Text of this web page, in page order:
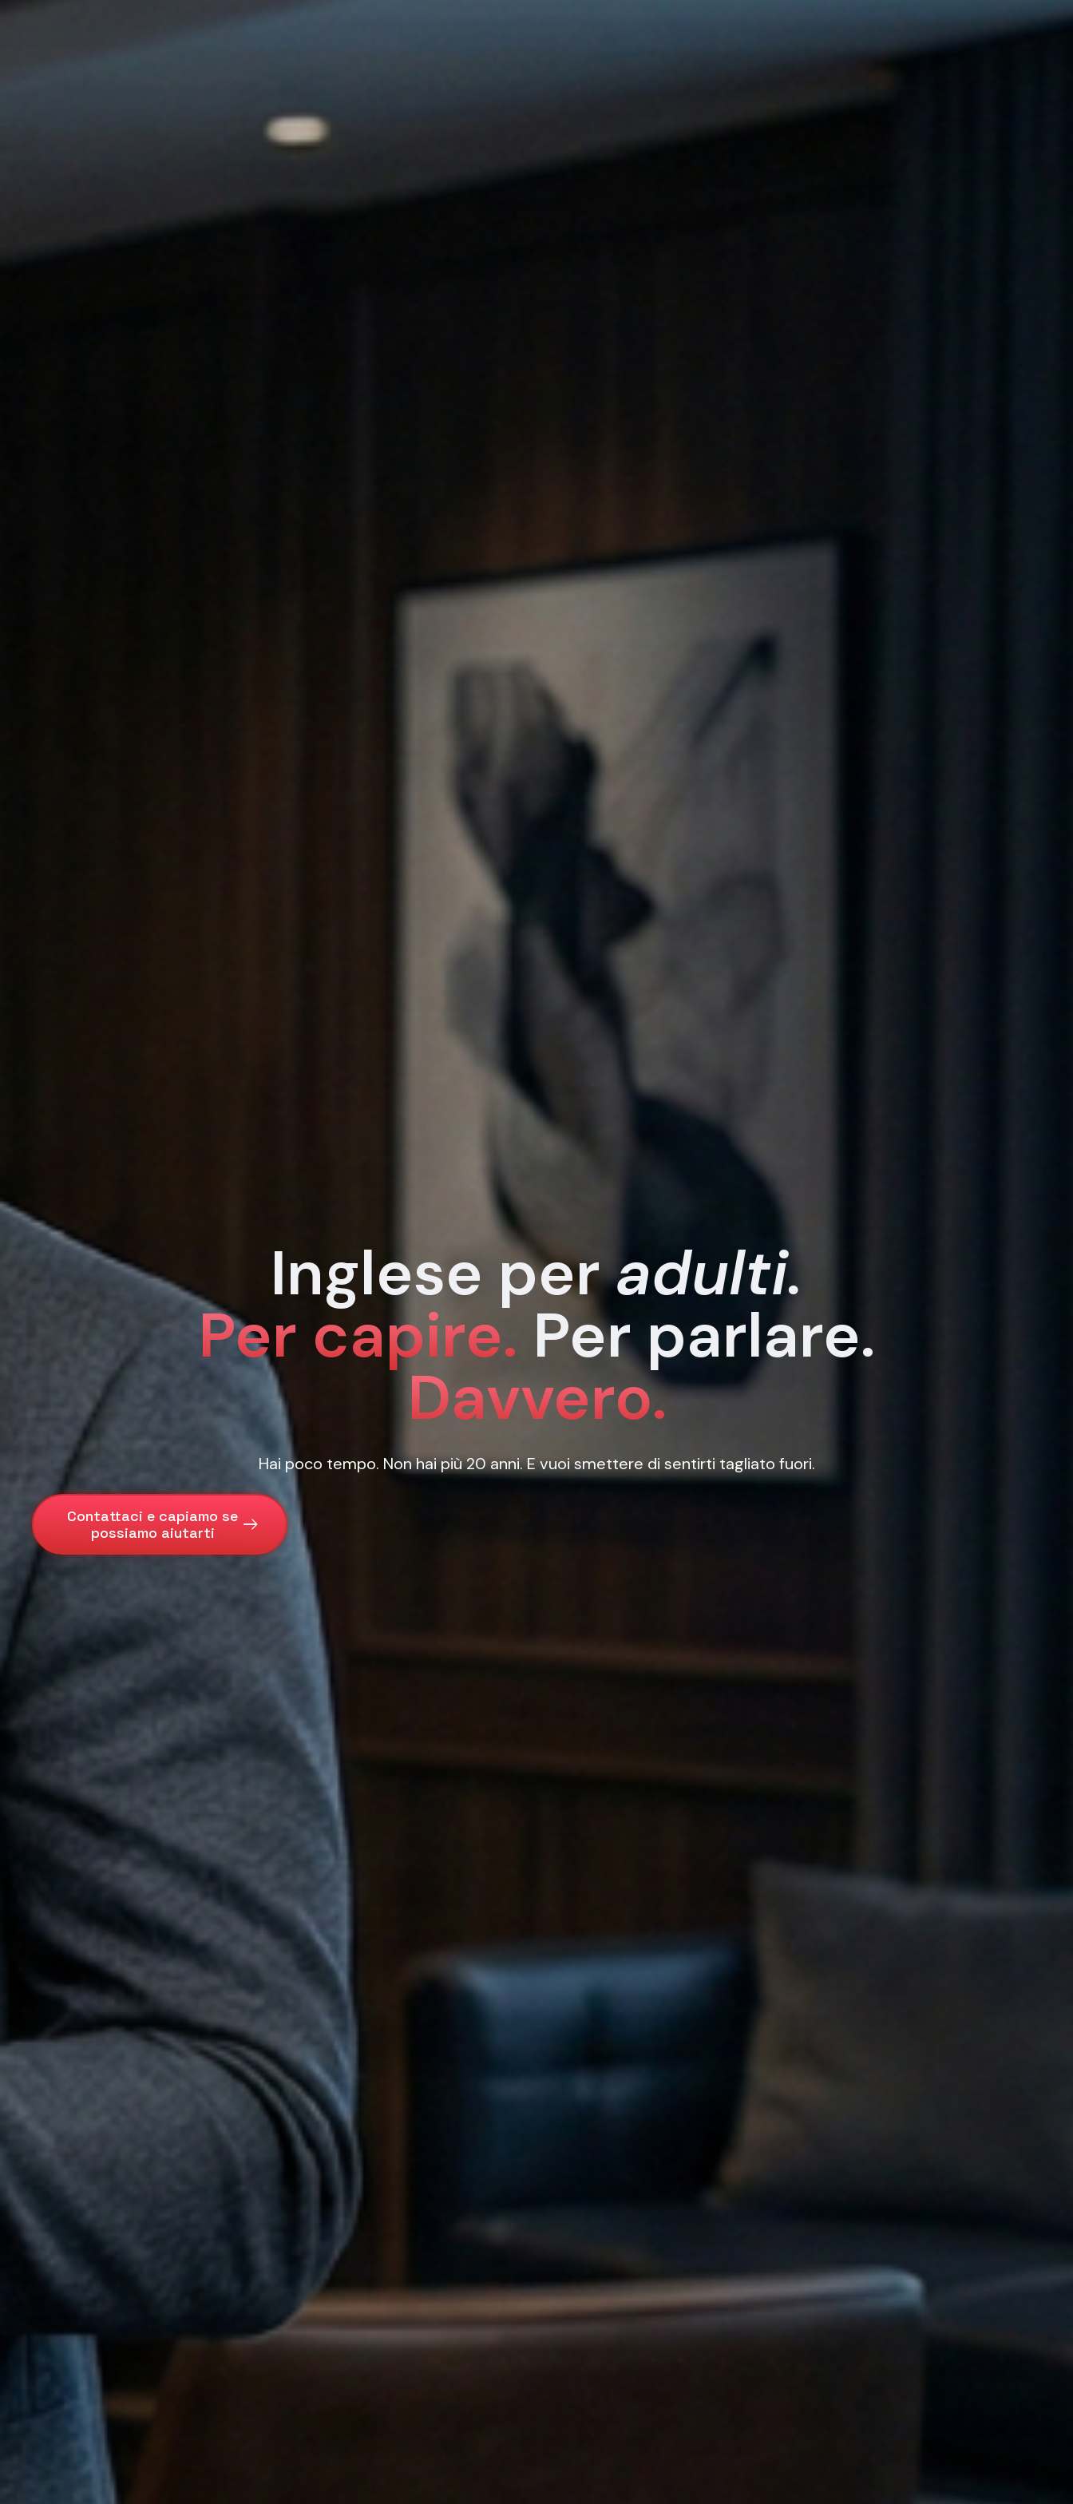
Inglese peradulti.
Per capire. Per parlare.
Davvero.
Hai poco tempo. Non hai più 20 anni. E vuoi smettere di sentirti tagliato fuori.
Contattaci e capiamo se
possiamo aiutarti